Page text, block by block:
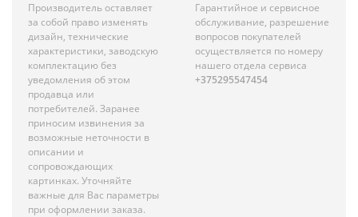
Производитель оставляет
за собой право изменять
дизайн, технические
характеристики, заводскую
комплектацию без
уведомления об этом
продавца или
потребителей. Заранее
приносим извинения за
возможные неточности в
описании и
сопровождающих
картинках. Уточняйте
важные для Вас параметры
при оформлении заказа.
Гарантийное и сервисное
обслуживание, разрешение
вопросов покупателей
осуществляется по номеру
нашего отдела сервиса
+375295547454